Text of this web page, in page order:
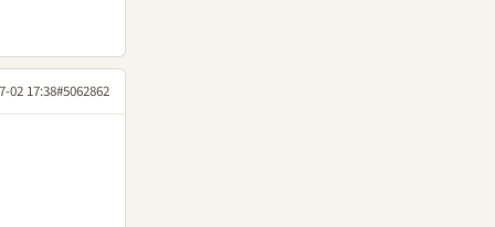
02 17:38#5062862